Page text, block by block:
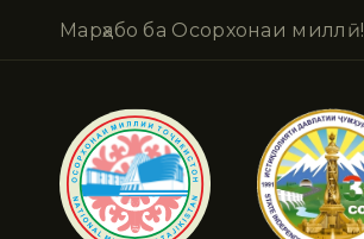
Марҳабо ба Осорхонаи миллӣ!